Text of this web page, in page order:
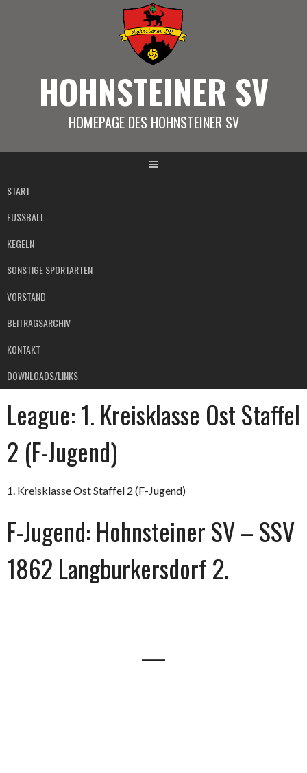
HOHNSTEINER SV
HOMEPAGE DES HOHNSTEINER SV
START
FUSSBALL
KEGELN
SONSTIGE SPORTARTEN
VORSTAND
BEITRAGSARCHIV
KONTAKT
DOWNLOADS/LINKS
League:1. Kreisklasse Ost Staffel
2 (F-Jugend)
1. Kreisklasse Ost Staffel 2 (F-Jugend)
F-Jugend: Hohnsteiner SV – SSV
1862 Langburkersdorf 2.
—